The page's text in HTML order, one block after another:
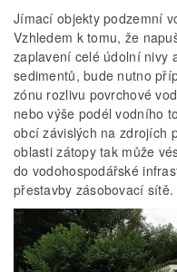
Jímací objekty podzemní
Vzhledem k tomu, že
zaplavení celé údolní nivy
sedimentů, bude nutno
zónu rozlivu povrchové
nebo výše podél vodního
obcí závislých na zdrojích
oblasti zátopy tak může
do vodohospodářské
přestavby zásobovací sítě.